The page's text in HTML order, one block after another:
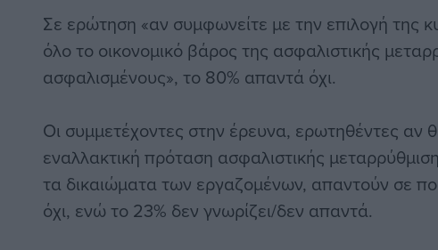
Σε ερώτηση «αν συμφωνείτε με την επιλογή της
όλο το οικονομικό βάρος της ασφαλιστικής
ασφαλισμένους», το 80% απαντά όχι.
Οι συμμετέχοντες στην έρευνα, ερωτηθέντες αν
εναλλακτική πρόταση ασφαλιστικής
τα δικαιώματα των εργαζομένων, απαντούν σε
όχι, ενώ το 23% δεν γνωρίζει/δεν απαντά.